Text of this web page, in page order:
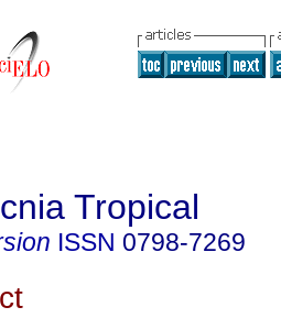
Tropical
ISSN 0798-7269